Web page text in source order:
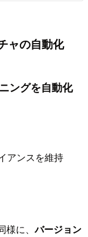
ャの自動化
ングを自動化
アンスを維持
様に、バージョン